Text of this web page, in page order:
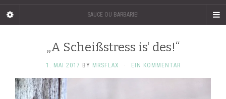
SAUCE OU BARBARIE!
„A Scheißstress is‘ des!“
1. MAI 2017 BY MRSFLAX · EIN KOMMENTAR